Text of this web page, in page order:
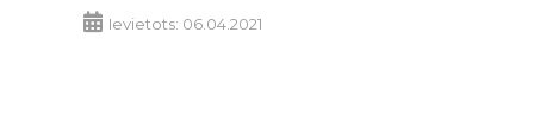
Ievietots: 06.04.2021